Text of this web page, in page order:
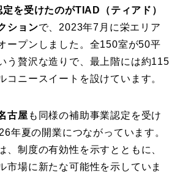
を受けたのがTIAD（ティアド）
ションで、2023年7月に栄エリア
ープンしました。全150室が50平
う贅沢な造りで、最上階には約115
コニースイートを設けています。
古屋 も同様の補助事業認定を受け
年夏の開業につながっています。
、制度の有効性を示すとともに、
市場に新たな可能性を示していま